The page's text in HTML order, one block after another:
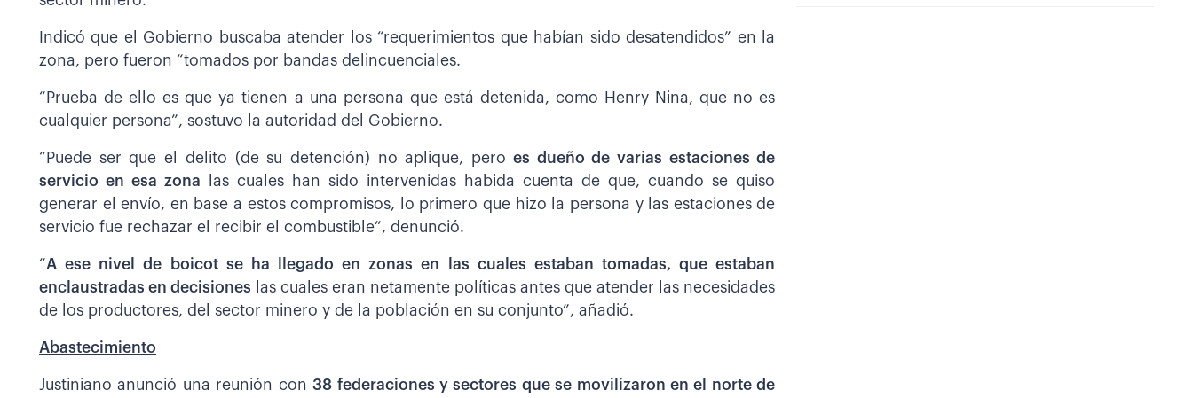
Indicó que el Gobierno buscaba atender los “requerimientos que habían sido desatendidos” en la
zona, pero fueron “tomados por bandas delincuenciales.
“Prueba de ello es que ya tienen a una persona que está detenida, como Henry Nina, que no es
cualquier persona”, sostuvo la autoridad del Gobierno.
“Puede ser que el delito (de su detención) no aplique, pero es dueño de varias estaciones de
servicio en esa zona las cuales han sido intervenidas habida cuenta de que, cuando se quiso
generar el envío, en base a estos compromisos, lo primero que hizo la persona y las estaciones de
servicio fue rechazar el recibir el combustible”, denunció.
“A ese nivel de boicot se ha llegado en zonas en las cuales estaban tomadas, que estaban
enclaustradas en decisiones las cuales eran netamente políticas antes que atender las necesidades
de los productores, del sector minero y de la población en su conjunto”, añadió.
Abastecimiento
Justiniano anunció una reunión con38 federaciones y sectores que se movilizaron en el norte de